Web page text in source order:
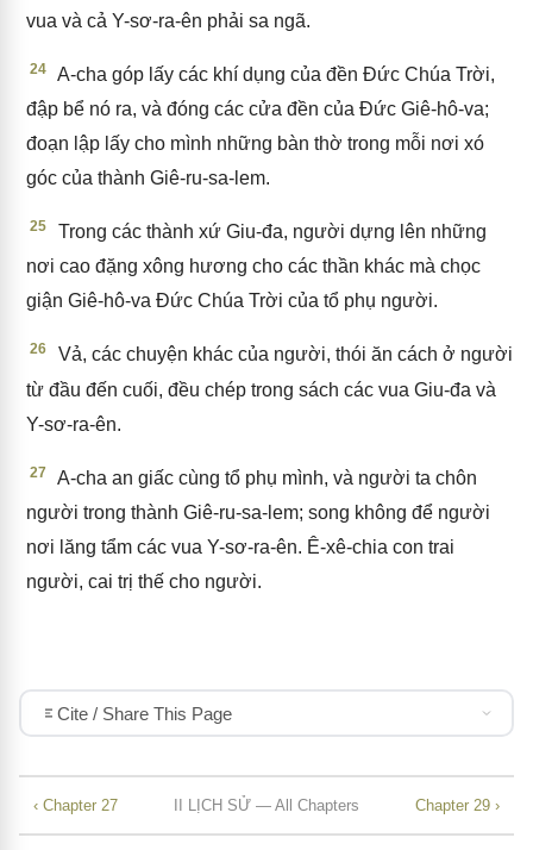
vua và cả Y-sơ-ra-ên phải sa ngã.
24
A-cha góp lấy các khí dụng của đền Đức Chúa Trời,
đập bể nó ra, và đóng các cửa đền của Đức Giê-hô-va;
đoạn lập lấy cho mình những bàn thờ trong mỗi nơi xó
góc của thành Giê-ru-sa-lem.
25
Trong các thành xứ Giu-đa, người dựng lên những
nơi cao đặng xông hương cho các thần khác mà chọc
giận Giê-hô-va Đức Chúa Trời của tổ phụ người.
26
Vả, các chuyện khác của người, thói ăn cách ở người
từ đầu đến cuối, đều chép trong sách các vua Giu-đa và
Y-sơ-ra-ên.
27
A-cha an giấc cùng tổ phụ mình, và người ta chôn
người trong thành Giê-ru-sa-lem; song không để người
nơi lăng tẩm các vua Y-sơ-ra-ên. Ê-xê-chia con trai
người, cai trị thế cho người.
Cite / Share This Page
‹ Chapter 27 II LỊCH SỬ — All Chapters Chapter 29 ›